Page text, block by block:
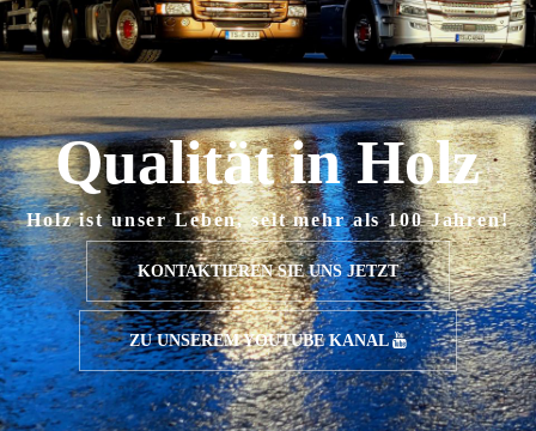
Qualität in Holz
ZU UNSEREM YOUTUBE KANAL
Holz ist unser Leben, seit mehr als 100 Jahren!
KONTAKTIEREN SIE UNS JETZT